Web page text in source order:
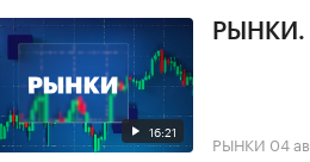
16:21
РЫНКИ.
РЫНКИ 04